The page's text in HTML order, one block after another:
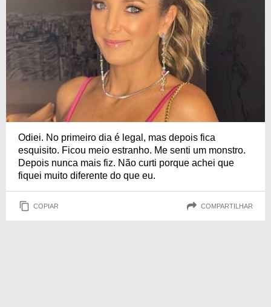
Odiei. No primeiro dia é legal, mas depois fica
esquisito. Ficou meio estranho. Me senti um monstro.
Depois nunca mais fiz. Não curti porque achei que
fiquei muito diferente do que eu.
COPIAR COMPARTILHAR